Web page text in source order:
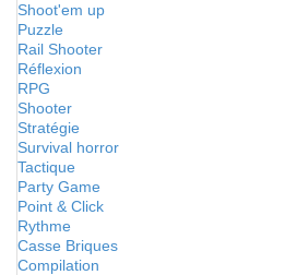
Shoot'em up
Puzzle
Rail Shooter
Réflexion
RPG
Shooter
Stratégie
Survival horror
Tactique
Party Game
Point & Click
Rythme
Casse Briques
Compilation